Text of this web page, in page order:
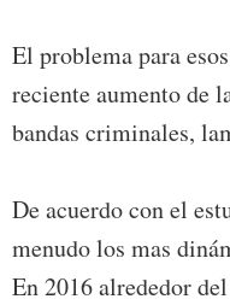
El problema para
reciente aumento de
bandas criminales,
De acuerdo con el
menudo los mas
En 2016 alrededor